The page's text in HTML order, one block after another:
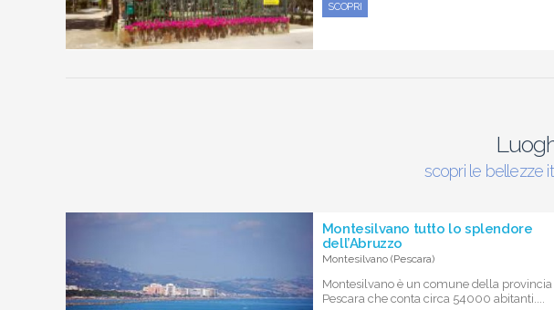
SCOPRI
scopri le bellezze
Montesilvano tutto lo splendore
dell’Abruzzo
Montesilvano (Pescara)
Montesilvano è un comune della provincia
Pescara che conta circa 54000 abitanti....